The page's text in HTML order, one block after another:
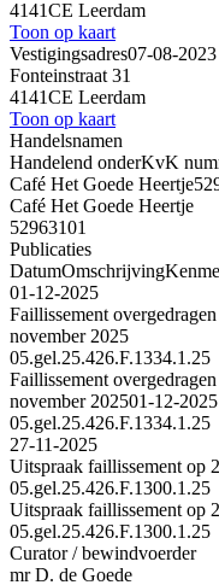
4141CE Leerdam
Toon op kaart
Vestigingsadres07-08-2023
Fonteinstraat 31
4141CE Leerdam
Toon op kaart
Handelsnamen
Handelend onderKvK
Café Het Goede Heertje
Café Het Goede Heertje
52963101
Publicaties
DatumOmschrijving
01-12-2025
Faillissement
november 2025
05.gel.25.426.F.1334.1.25
Faillissement
november 202501-12-2025
05.gel.25.426.F.1334.1.25
27-11-2025
Uitspraak faillissement op
05.gel.25.426.F.1300.1.25
Uitspraak faillissement op
05.gel.25.426.F.1300.1.25
Curator / bewindvoerder
mr D. de Goede